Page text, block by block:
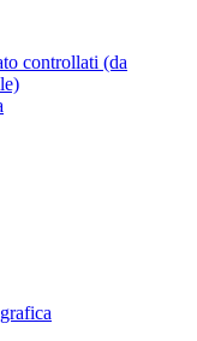
controllati (da